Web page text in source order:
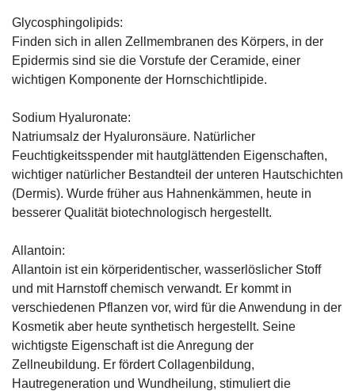
Glycosphingolipids:
Finden sich in allen Zellmembranen des Körpers, in der
Epidermis sind sie die Vorstufe der Ceramide, einer
wichtigen Komponente der Hornschichtlipide.
Sodium Hyaluronate:
Natriumsalz der Hyaluronsäure. Natürlicher
Feuchtigkeitsspender mit hautglättenden Eigenschaften,
wichtiger natürlicher Bestandteil der unteren Hautschichten
(Dermis). Wurde früher aus Hahnenkämmen, heute in
besserer Qualität biotechnologisch hergestellt.
Allantoin:
Allantoin ist ein körperidentischer, wasserlöslicher Stoff
und mit Harnstoff chemisch verwandt. Er kommt in
verschiedenen Pflanzen vor, wird für die Anwendung in der
Kosmetik aber heute synthetisch hergestellt. Seine
wichtigste Eigenschaft ist die Anregung der
Zellneubildung. Er fördert Collagenbildung,
Hautregeneration und Wundheilung, stimuliert die